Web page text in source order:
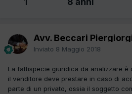
Avv. Beccari
Inviato 8 Maggio 2018
La fattispecie giuridica da analizzare è
il venditore deve prestare in caso di
parte di un privato, ossia il soggetto